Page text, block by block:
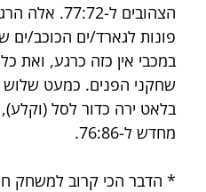
הצהובים ל-
פונות לגארד/ים הכוכב/ים
במכבי אין כזה כרגע, ואת
שחקני הפנים. כמעט
בלאט ירה כדור לסל
מחדש ל-76:86.
* הדבר הכי קרוב למשחק